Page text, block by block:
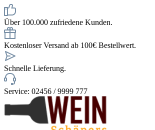
Über 100.000 zufriedene Kunden.
Kostenloser Versand ab 100€ Bestellwert.
Schnelle Lieferung.
Service: 02456 / 9999 777